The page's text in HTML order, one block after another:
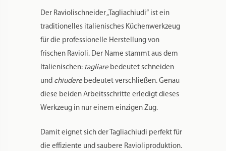
Der Raviolischneider „Tagliachiudi“ ist ein
traditionelles italienisches Küchenwerkzeug
für die professionelle Herstellung von
frischen Ravioli. Der Name stammt aus dem
Italienischen: tagliarebedeutet schneiden
und chiuderebedeutet verschließen. Genau
diese beiden Arbeitsschritte erledigt dieses
Werkzeug in nur einem einzigen Zug.
Damit eignet sich der Tagliachiudi perfekt für
die effiziente und saubere Ravioliproduktion.